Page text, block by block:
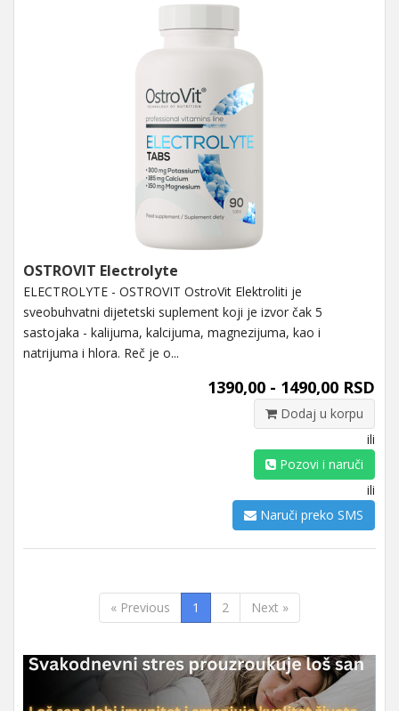
OSTROVIT Electrolyte
ELECTROLYTE - OSTROVIT OstroVit Elektroliti je
sveobuhvatni dijetetski suplement koji je izvor čak 5
sastojaka - kalijuma, kalcijuma, magnezijuma, kao i
natrijuma i hlora. Reč je o...
1390,00 - 1490,00 RSD
Dodaj u korpu
ili
Pozovi i naruči
ili
Naruči preko SMS
« Previous 1 2 Next »